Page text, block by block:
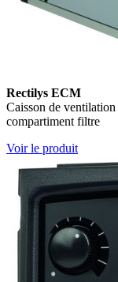
Rectilys ECM
Caisson de
compartiment filtre
Voir le produit